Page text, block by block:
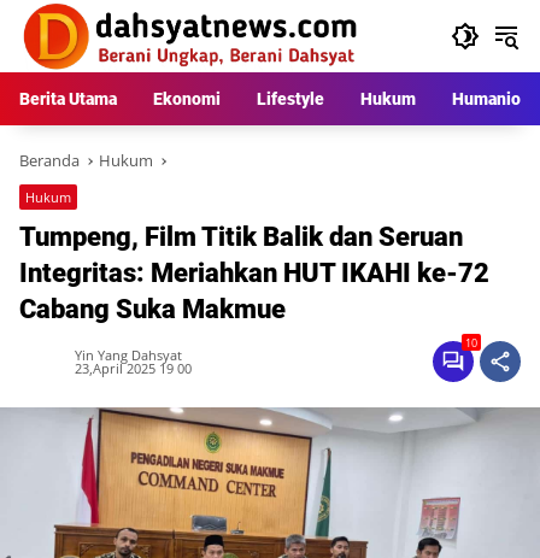
Langsung
konten
Berita Utama Ekonomi Lifestyle Hukum Humaniora
Beranda Hukum
Hukum
Tumpeng, Film Titik Balik dan Seruan
Integritas: Meriahkan HUT IKAHI ke-72
Cabang Suka Makmue
Yin Yang Dahsyat
23,April 2025 19 00
10